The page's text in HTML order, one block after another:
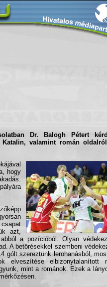
Dr. Balogh Pétert
Katalin, valamint román oldalról
hogy
azt,
a pozícióból. Olyan
A betörésekkel szembeni
gólt szereztünk lerohanásból,
elveszítése elbizonytalanított
mint a románok. Ezek a